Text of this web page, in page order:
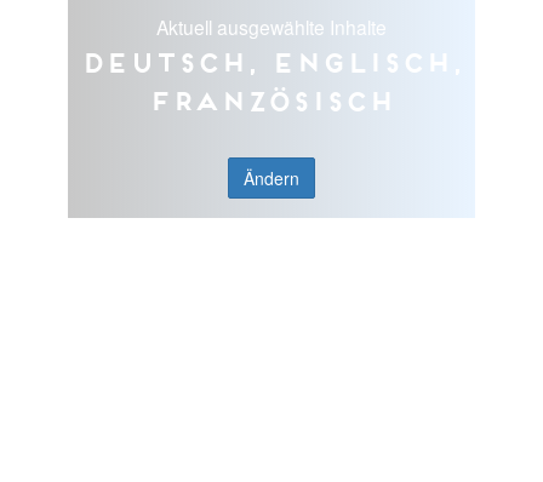
Aktuell ausgewählte Inhalte
Deutsch, Englisch,
Französisch
Ändern